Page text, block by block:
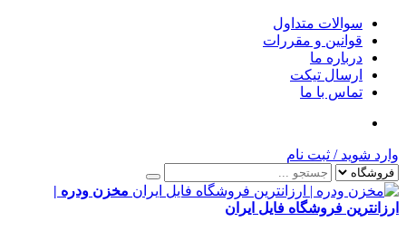
سوالات متداول
قوانین و مقررات
درباره ما
ارسال تیکت
تماس با ما
وارد شوید / ثبت نام
مخزن ودره |
ارزانترین فروشگاه فایل ایران